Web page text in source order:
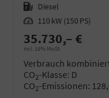
Kraftstoff Diesel
Leistung 110 kW (150 PS)
35.730,– €
incl. 19% MwSt.
Verbrauch
CO2-Klasse: D
CO2-Emissionen: